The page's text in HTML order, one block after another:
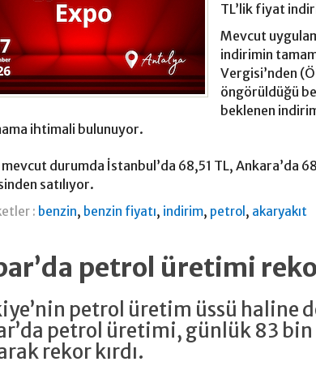
TL’lik fiyat
Mevcut
indirimin
Vergisi’nden
öngörüldüğü
beklenen
ihtimali bulunuyor.
mevcut durumda İstanbul’da 68,51 TL, Ankara’da
satılıyor.
: benzin, benzin fiyatı, indirim, petrol , akaryakıt
petrol üretimi
petrol üretim üssü haline
petrol üretimi, günlük 83
rekor kırdı.